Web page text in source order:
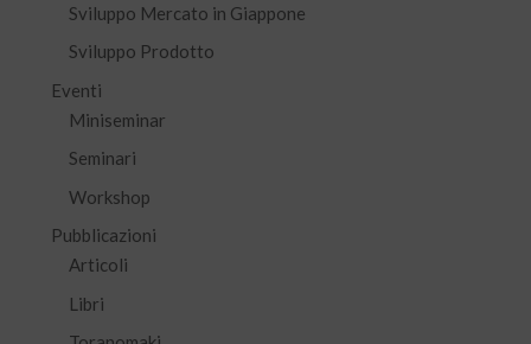
Sviluppo Mercato in Giappone
Sviluppo Prodotto
Eventi
Miniseminar
Seminari
Workshop
Pubblicazioni
Articoli
Libri